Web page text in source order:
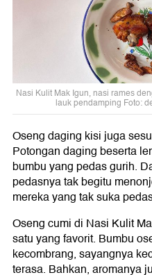
Nasi Kulit Mak Igun, nasi rames
lauk pendamping Foto:
Oseng daging kisi juga
Potongan daging beserta
bumbu yang pedas gurih.
pedasnya tak begitu
mereka yang tak suka
Oseng cumi di Nasi Kulit
satu yang favorit. Bumbu
kecombrang, sayangnya
terasa. Bahkan, aromanya